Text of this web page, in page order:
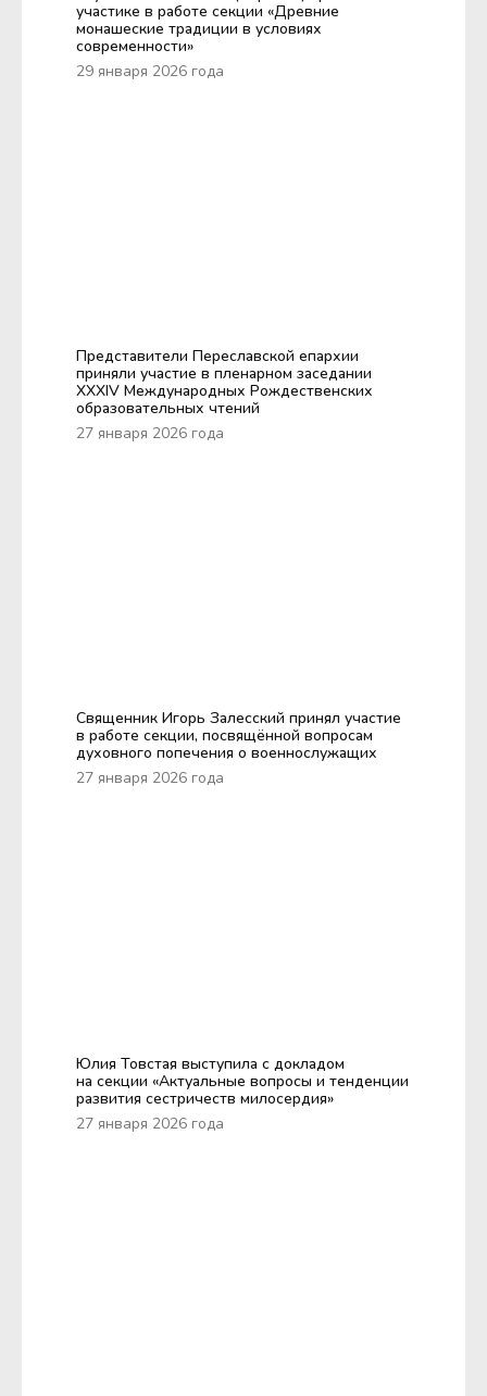
участике в работе секции «Древние
монашеские традиции в условиях
современности»
29 января 2026 года
Представители Переславской епархии
приняли участие в пленарном заседании
XXXIV Международных Рождественских
образовательных чтений
27 января 2026 года
Священник Игорь Залесский принял участие
в работе секции, посвящённой вопросам
духовного попечения о военнослужащих
27 января 2026 года
Юлия Товстая выступила с докладом
на секции «Актуальные вопросы и тенденции
развития сестричеств милосердия»
27 января 2026 года